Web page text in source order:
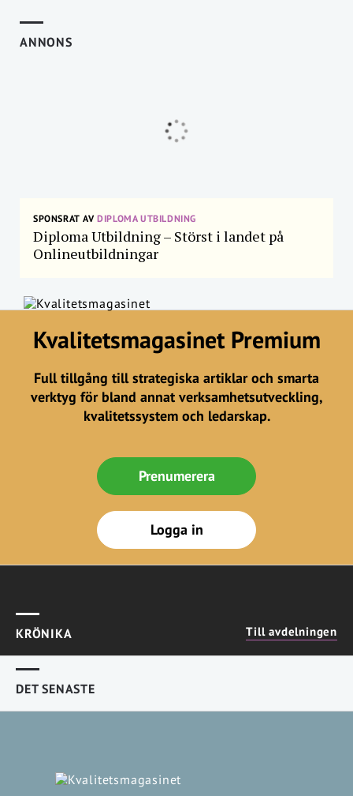
ANNONS
SPONSRAT AVDIPLOMA UTBILDNING
Diploma Utbildning – Störst i landet på
Onlineutbildningar
Kvalitetsmagasinet Premium
Full tillgång till strategiska artiklar och smarta
verktyg för bland annat verksamhetsutveckling,
kvalitetssystem och ledarskap.
Prenumerera
Logga in
KRÖNIKA Till avdelningen
DET SENASTE